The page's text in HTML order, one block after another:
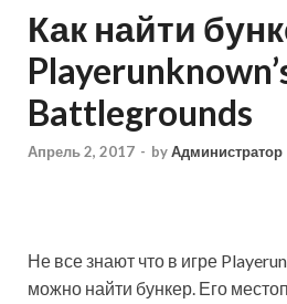
Как найти
Battlegrounds
Апрель 2, 2017 - byАдминистратор
Не все знают что в игре
можно найти бункер. Его